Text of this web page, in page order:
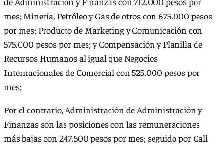
mes; Minería, Petróleo y Gas de otros con 675.000 pesos
por mes; Producto de Marketing y Comunicación con
575.000 pesos por mes; y Compensación y Planilla de
Recursos Humanos al igual que Negocios
Internacionales de Comercial con 525.000 pesos por
mes;
Por el contrario, Administración de Administración y
Finanzas son las posiciones con las remuneraciones
más bajas con 247.500 pesos por mes; seguido por Call